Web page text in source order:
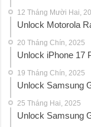
12 Tháng Mười Hai,
Unlock Motorola
20 Tháng Chín, 2025
Unlock iPhone 17
19 Tháng Chín, 2025
Unlock Samsung
25 Tháng Hai, 2025
Unlock Samsung